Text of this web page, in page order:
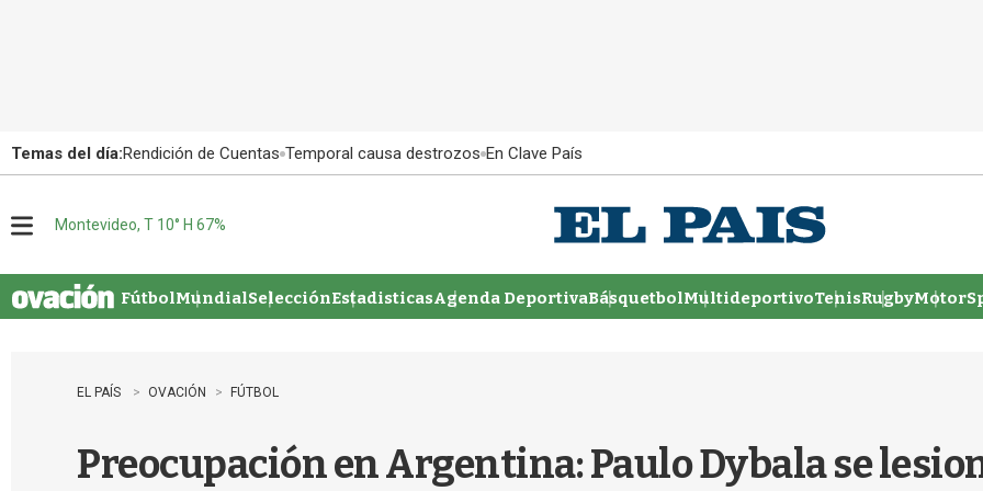
Temas del día:Rendición de Cuentas Temporal causa destrozos En Clave País
u
Montevideo, T 10° H 67%
FútbolMundialSelecciónEstadisticasAgenda DeportivaBásquetbolMultideportivoTenisRugby
EL PAÍS OVACIÓN FÚTBOL
Preocupación en Argentina: Paulo Dybala se